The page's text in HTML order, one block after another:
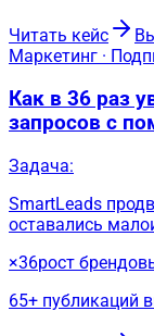
Читать кейс
Маркетинг ·
Как в 36 раз
запросов с
Задача:
SmartLeads
оставались
×36рост
65+ публикаций